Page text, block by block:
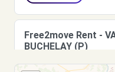
Free2move Rent -
BUCHELAY (P)
RUE DES PIQUETTES